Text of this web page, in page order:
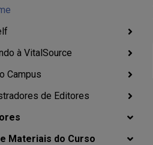
à VitalSource
Campus
de Editores
Materiais do Curso